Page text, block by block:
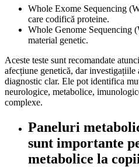
Whole Exome Sequencing
care codifică proteine.
Whole Genome Sequencing
material genetic.
Aceste teste sunt recomandate
afecțiune genetică, dar investigațiile
diagnostic clar. Ele pot identifica
neurologice, metabolice,
complexe.
Paneluri
sunt importante
metabolice la